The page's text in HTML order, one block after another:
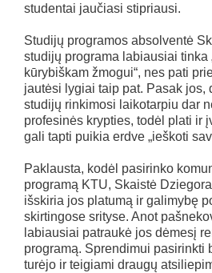
studentai jaučiasi stipriausi.
Studijų programos absolventė
studijų programa labiausiai tinka
kūrybiškam žmogui“, nes pati
jautėsi lygiai taip pat. Pasak jos,
studijų rinkimosi laikotarpiu dar
profesinės krypties, todėl plati ir
gali tapti puikia erdve „ieškoti
Paklausta, kodėl pasirinko
programą KTU, Skaistė
išskiria jos platumą ir galimybę
skirtingose srityse. Anot
labiausiai patraukė jos dėmesį
programą. Sprendimui pasirinkti
turėjo ir teigiami draugų